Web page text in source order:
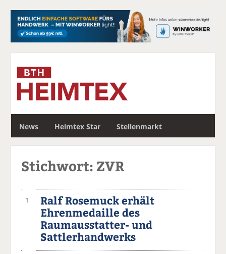
News Heimtex Star Stellenmarkt
c
Stichwort: ZVR
1
Ralf Rosemuck erhält
Ehrenmedaille des
Raumausstatter- und
Sattlerhandwerks